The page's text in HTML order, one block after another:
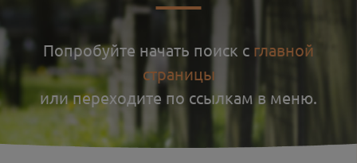
Попробуйте начать поиск с главной
страницы
или переходите по ссылкам в меню.